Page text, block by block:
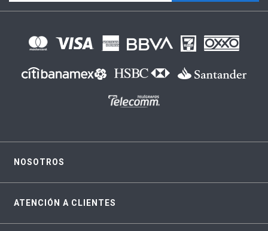
NOSOTROS
ATENCIÓN A CLIENTES